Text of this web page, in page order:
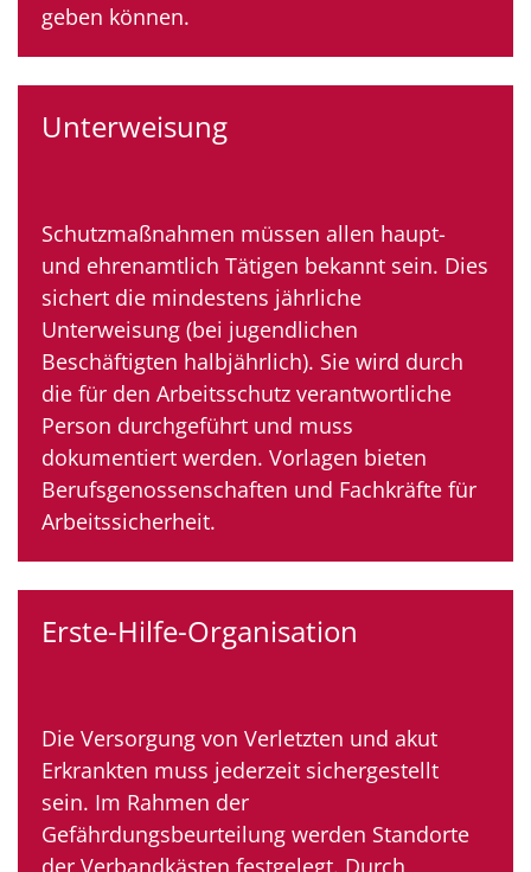
geben können.
Unterweisung
Schutzmaßnahmen müssen allen haupt-
und ehrenamtlich Tätigen bekannt sein. Dies
sichert die mindestens jährliche
Unterweisung (bei jugendlichen
Beschäftigten halbjährlich). Sie wird durch
die für den Arbeitsschutz verantwortliche
Person durchgeführt und muss
dokumentiert werden. Vorlagen bieten
Berufsgenossenschaften und Fachkräfte für
Arbeitssicherheit.
Erste-Hilfe-Organisation
Die Versorgung von Verletzten und akut
Erkrankten muss jederzeit sichergestellt
sein. Im Rahmen der
Gefährdungsbeurteilung werden Standorte
der Verbandkästen festgelegt. Durch